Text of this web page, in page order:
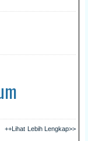
++Lihat Lebih Lengkap>>